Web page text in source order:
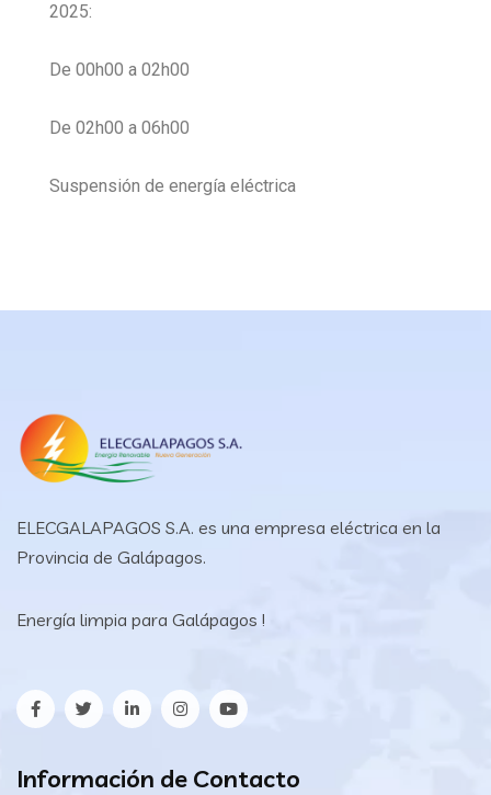
2025:
De 00h00 a 02h00
De 02h00 a 06h00
Suspensión de energía eléctrica
ELECGALAPAGOS S.A. es una empresa eléctrica en la
Provincia de Galápagos.
Energía limpia para Galápagos !
Información de Contacto